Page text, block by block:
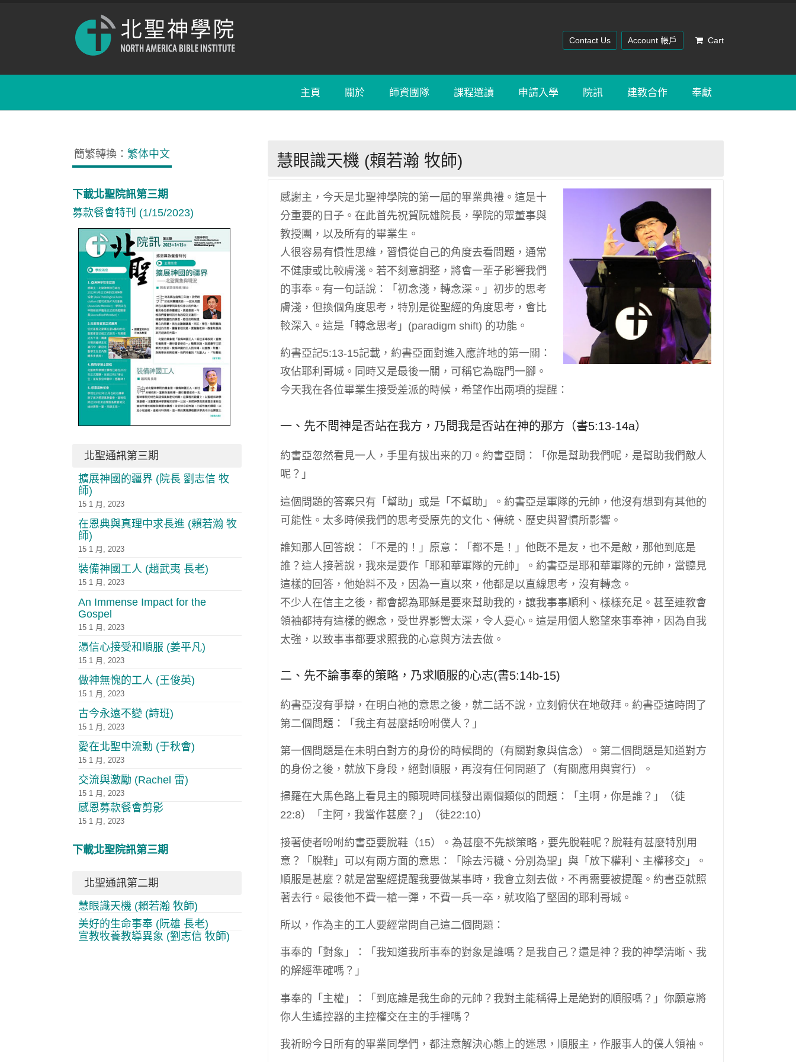
Contact Us Account 帳戶 Cart
主頁 關於 師資團隊 課程選讀 申請入學 院訊 建教合作 奉獻
慧眼識天機 (賴若瀚 牧師)
感謝主，今天是北聖神學院的第一屆的畢業典禮。這是十
分重要的日子。在此首先祝賀阮雄院長，學院的眾董事與
教授團，以及所有的畢業生。
人很容易有慣性思維，習慣從自己的角度去看問題，通常
不健康或比較膚淺。若不刻意調整，將會一輩子影響我們
的事奉。有一句話說：「初念淺，轉念深。」初步的思考
膚淺，但換個角度思考，特別是從聖經的角度思考，會比
較深入。這是「轉念思考」(paradigm shift) 的功能。
約書亞記5:13-15記載，約書亞面對進入應許地的第一關：
攻佔耶利哥城。同時又是最後一關，可稱它為臨門一腳。
今天我在各位畢業生接受差派的時候，希望作出兩項的提醒：
一、先不問神是否站在我方，乃問我是否站在神的那方（書5:13-14a）
約書亞忽然看見一人，手里有拔出来的刀。約書亞問：「你是幫助我們呢，是幫助我們敵人
呢？」
這個問題的答案只有「幫助」或是「不幫助」。約書亞是軍隊的元帥，他沒有想到有其他的
可能性。太多時候我們的思考受原先的文化、傳統、歷史與習慣所影響。
誰知那人回答說：「不是的！」原意：「都不是！」他既不是友，也不是敵，那他到底是
誰？這人接著說，我來是要作「耶和華軍隊的元帥」。約書亞是耶和華軍隊的元帥，當聽見
這樣的回答，他始料不及，因為一直以來，他都是以直線思考，沒有轉念。
不少人在信主之後，都會認為耶穌是要來幫助我的，讓我事事順利、樣樣充足。甚至連教會
領袖都持有這樣的觀念，受世界影響太深，令人憂心。這是用個人慾望來事奉神，因為自我
太強，以致事事都要求照我的心意與方法去做。
二、先不論事奉的策略，乃求順服的心志(書5:14b-15)
約書亞沒有爭辯，在明白祂的意思之後，就二話不說，立刻俯伏在地敬拜。約書亞這時問了
第二個問題：「我主有甚麼話吩咐僕人？」
第一個問題是在未明白對方的身份的時候問的（有關對象與信念）。第二個問題是知道對方
的身份之後，就放下身段，絕對順服，再沒有任何問題了（有關應用與實行）。
掃羅在大馬色路上看見主的顯現時同樣發出兩個類似的問題：「主啊，你是誰？」（徒
22:8）「主阿，我當作甚麼？」（徒22:10）
接著使者吩咐約書亞要脫鞋（15）。為甚麼不先談策略，要先脫鞋呢？脫鞋有甚麼特別用
意？「脫鞋」可以有兩方面的意思：「除去污穢、分別為聖」與「放下權利、主權移交」。
順服是甚麼？就是當聖經提醒我要做某事時，我會立刻去做，不再需要被提醒。約書亞就照
著去行。最後他不費一槍一彈，不費一兵一卒，就攻陷了堅固的耶利哥城。
所以，作為主的工人要經常問自己這二個問題：
事奉的「對象」：「我知道我所事奉的對象是誰嗎？是我自己？還是神？我的神學清晰、我
的解經準確嗎？」
事奉的「主權」：「到底誰是我生命的元帥？我對主能稱得上是絶對的順服嗎？」你願意將
你人生遙控器的主控權交在主的手裡嗎？
我祈盼今日所有的畢業同學們，都注意解決心態上的迷思，順服主，作服事人的僕人領袖。
簡繁轉換： 繁体中文
下載北聖院訊第三期
募款餐會特刊 (1/15/2023)
北聖通訊第三期
擴展神國的疆界 (院長 劉志信 牧
師)
15 1 月, 2023
在恩典與真理中求長進 (賴若瀚 牧
師)
15 1 月, 2023
裝備神國工人 (趙武夷 長老)
15 1 月, 2023
An Immense Impact for the
Gospel
15 1 月, 2023
憑信心接受和順服 (姜平凡)
15 1 月, 2023
做神無愧的工人 (王俊英)
15 1 月, 2023
古今永遠不變 (詩班)
15 1 月, 2023
愛在北聖中流動 (于秋會)
15 1 月, 2023
交流與激勵 (Rachel 雷)
15 1 月, 2023
感恩募款餐會剪影
15 1 月, 2023
下載北聖院訊第三期
北聖通訊第二期
慧眼識天機 (賴若瀚 牧師)
美好的生命事奉 (阮雄 長老)
宣教牧養教導異象 (劉志信 牧師)